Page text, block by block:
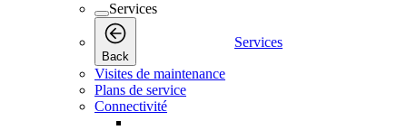
Services
Back
Services
Visites de maintenance
Plans de service
Connectivité